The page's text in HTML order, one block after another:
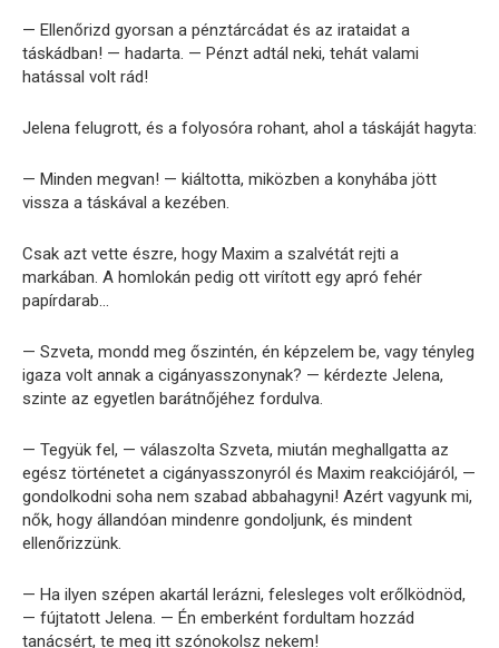
— Ellenőrizd gyorsan a pénztárcádat és az irataidat a
táskádban! — hadarta. — Pénzt adtál neki, tehát valami
hatással volt rád!
Jelena felugrott, és a folyosóra rohant, ahol a táskáját hagyta:
— Minden megvan! — kiáltotta, miközben a konyhába jött
vissza a táskával a kezében.
Csak azt vette észre, hogy Maxim a szalvétát rejti a
markában. A homlokán pedig ott virított egy apró fehér
papírdarab…
— Szveta, mondd meg őszintén, én képzelem be, vagy tényleg
igaza volt annak a cigányasszonynak? — kérdezte Jelena,
szinte az egyetlen barátnőjéhez fordulva.
— Tegyük fel, — válaszolta Szveta, miután meghallgatta az
egész történetet a cigányasszonyról és Maxim reakciójáról, —
gondolkodni soha nem szabad abbahagyni! Azért vagyunk mi,
nők, hogy állandóan mindenre gondoljunk, és mindent
ellenőrizzünk.
— Ha ilyen szépen akartál lerázni, felesleges volt erőlködnöd,
— fújtatott Jelena. — Én emberként fordultam hozzád
tanácsért, te meg itt szónokolsz nekem!